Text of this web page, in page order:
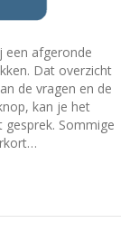
een afgeronde
Dat overzicht
de vragen en de
kan je het
Sommige